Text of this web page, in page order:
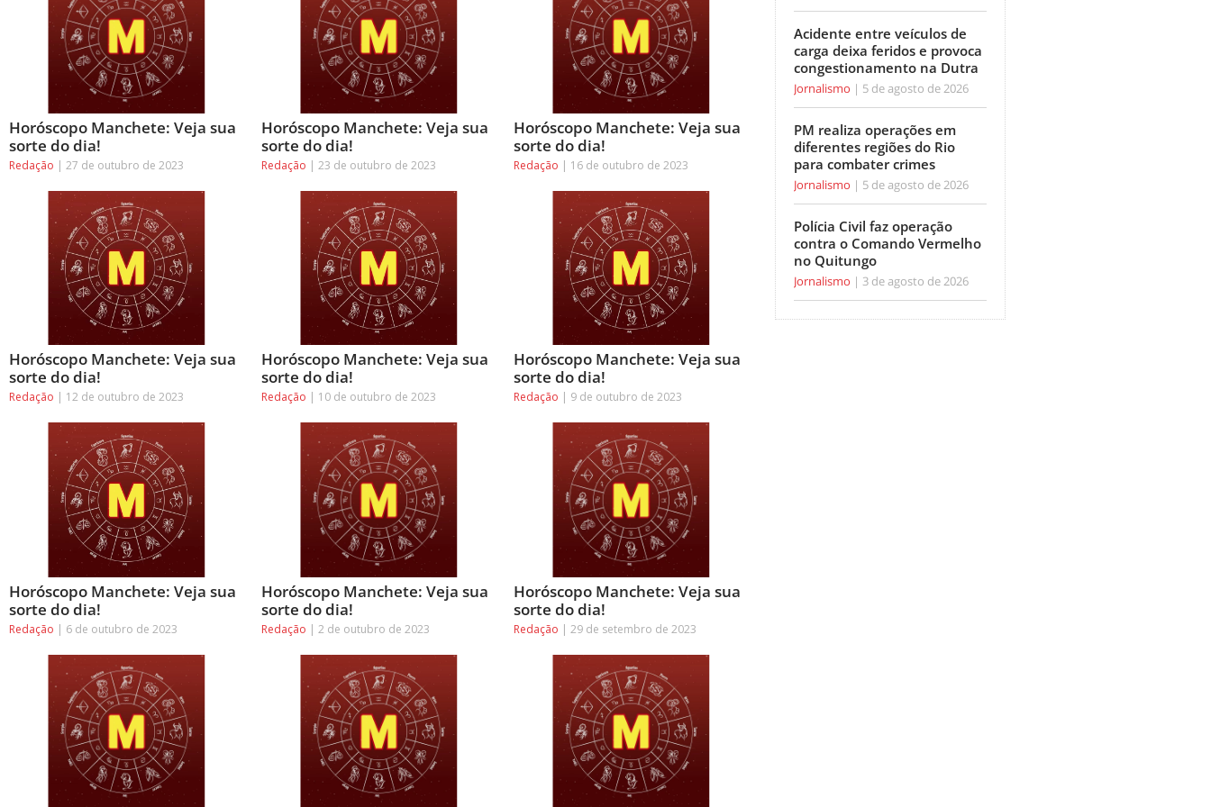
Horóscopo Manchete: Veja sua
sorte do dia!
Redação 27 de outubro de 2023
Horóscopo Manchete: Veja sua
sorte do dia!
Redação 23 de outubro de 2023
Horóscopo Manchete: Veja sua
sorte do dia!
Redação 16 de outubro de 2023
Horóscopo Manchete: Veja sua
sorte do dia!
Redação 12 de outubro de 2023
Horóscopo Manchete: Veja sua
sorte do dia!
Redação 10 de outubro de 2023
Horóscopo Manchete: Veja sua
sorte do dia!
Redação 9 de outubro de 2023
Horóscopo Manchete: Veja sua
sorte do dia!
Redação 6 de outubro de 2023
Horóscopo Manchete: Veja sua
sorte do dia!
Redação 2 de outubro de 2023
Horóscopo Manchete: Veja sua
sorte do dia!
Redação 29 de setembro de 2023
Acidente entre veículos de
carga deixa feridos e provoca
congestionamento na Dutra
Jornalismo 5 de agosto de 2026
PM realiza operações em
diferentes regiões do Rio
para combater crimes
Jornalismo 5 de agosto de 2026
Polícia Civil faz operação
contra o Comando Vermelho
no Quitungo
Jornalismo 3 de agosto de 2026